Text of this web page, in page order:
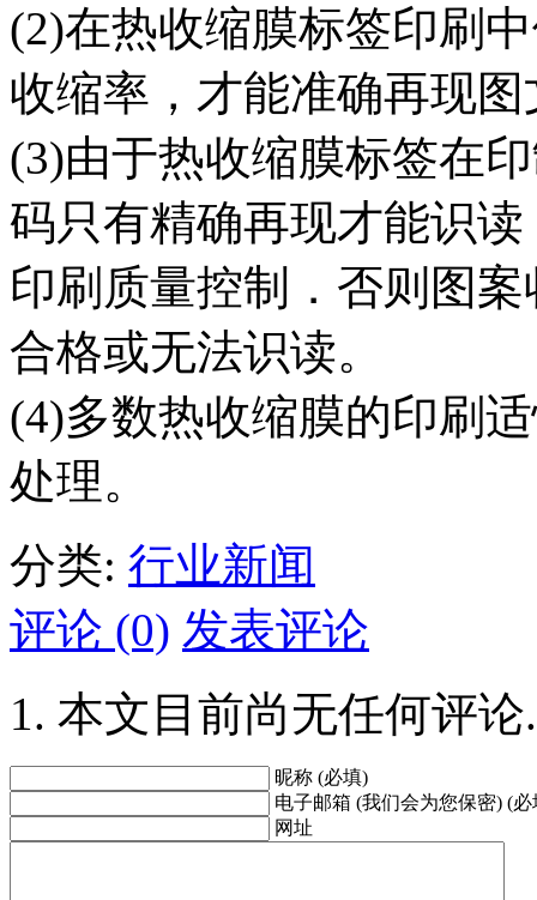
(2)在热收缩膜标签印刷
收缩率，才能准确再现图
(3)由于热收缩膜标签在
码只有精确再现才能识
印刷质量控制．否则图
合格或无法识读。
(4)多数热收缩膜的印刷
处理。
分类: 行业新闻
评论 (0) 发表评论
本文目前尚无任何评论.
昵称 (必填)
电子邮箱 (我们会为您保密) (必
网址